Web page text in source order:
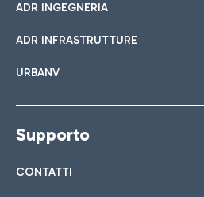
ADR INGEGNERIA
ADR INFRASTRUTTURE
URBANV
Supporto
CONTATTI